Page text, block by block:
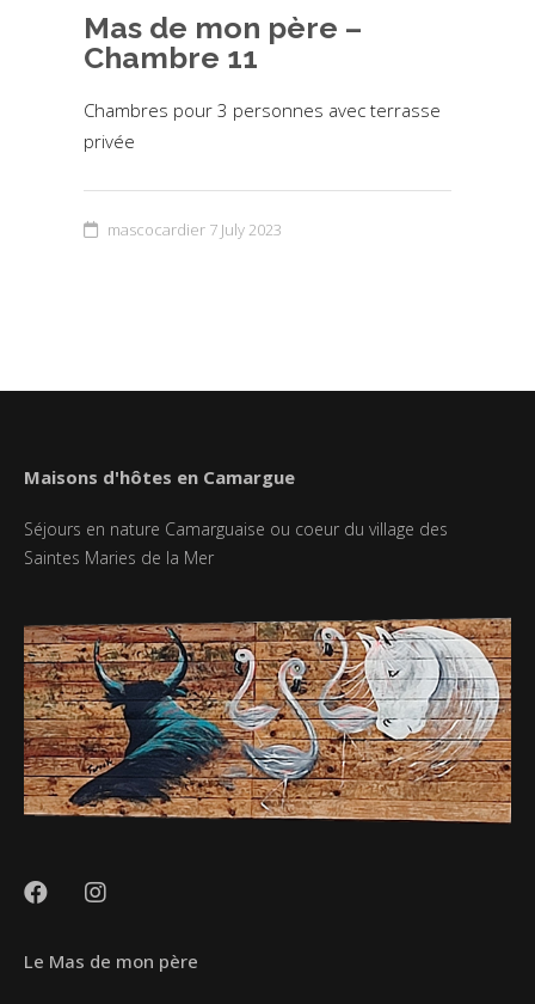
Mas de mon père –
Chambre 11
Chambres pour 3 personnes avec terrasse
privée
mascocardier 7 July 2023
Maisons d'hôtes en Camargue
Séjours en nature Camarguaise ou coeur du village des
Saintes Maries de la Mer
Le Mas de mon père